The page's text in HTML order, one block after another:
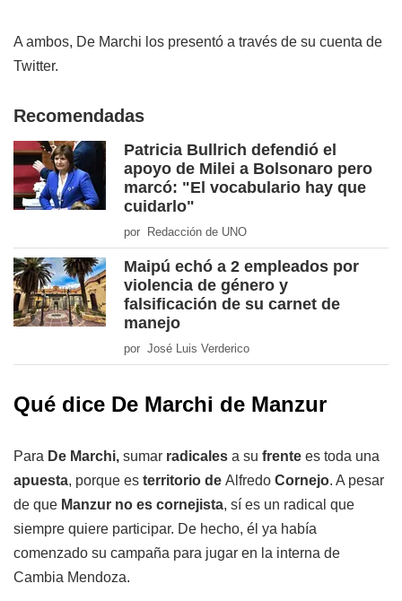
A ambos, De Marchi los presentó a través de su cuenta de
Twitter.
Recomendadas
Patricia Bullrich defendió el
apoyo de Milei a Bolsonaro pero
marcó: "El vocabulario hay que
cuidarlo"
por Redacción de UNO
Maipú echó a 2 empleados por
violencia de género y
falsificación de su carnet de
manejo
por José Luis Verderico
Qué dice De Marchi de Manzur
Para De Marchi, sumar radicales a su frente es toda una
apuesta, porque es territorio de Alfredo Cornejo. A pesar
de que Manzur no es cornejista, sí es un radical que
siempre quiere participar. De hecho, él ya había
comenzado su campaña para jugar en la interna de
Cambia Mendoza.